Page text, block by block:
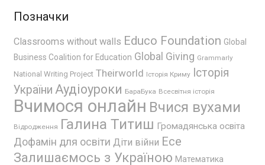
Позначки
Classrooms without walls Educo Foundation Global
Business Coalition for Education Global Giving Grammarly
National Writing Project Theirworld Історія Криму
Історія
України Аудіоуроки БараБука Всесвітня історія
Вчимося онлайн Вчися вухами
Відродження Галина Титиш Громадянська освіта
Дофамін для освіти Діти війни Есе
Залишаємось з Україною Математика